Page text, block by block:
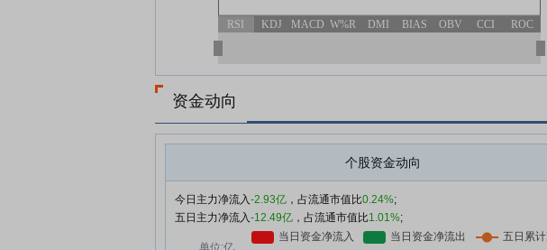
RSI KDJ MACD W%R DMI BIAS OBV CCI ROC
资金动向
个股资金动向
今日主力净流入-2.93亿 ，占流通市值比0.24%;
五日主力净流入-12.49亿 ，占流通市值比1.01%;